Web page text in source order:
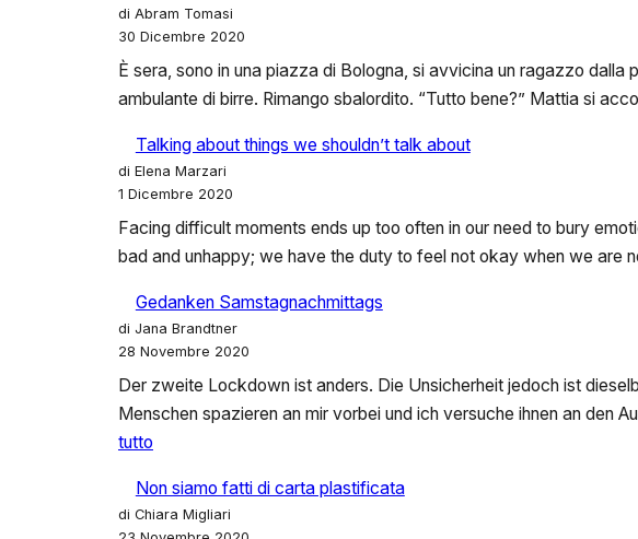
di Abram Tomasi
30 Dicembre 2020
È sera, sono in una piazza di Bologna, si avvicina un ragazzo
ambulante di birre. Rimango sbalordito. “Tutto bene?” Mattia si
Talking about things we shouldn’t talk about
di Elena Marzari
1 Dicembre 2020
Facing difficult moments ends up too often in our need to bury
bad and unhappy; we have the duty to feel not okay when we are
Gedanken Samstagnachmittags
di Jana Brandtner
28 Novembre 2020
Der zweite Lockdown ist anders. Die Unsicherheit jedoch ist
Menschen spazieren an mir vorbei und ich versuche ihnen an den
tutto
Samstagnachmittags
Non siamo fatti di carta plastificata
di Chiara Migliari